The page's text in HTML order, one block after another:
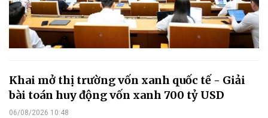
Khai mở thị trường vốn xanh quốc tế - Giải
bài toán huy động vốn xanh 700 tỷ USD
06/08/2026 10:48